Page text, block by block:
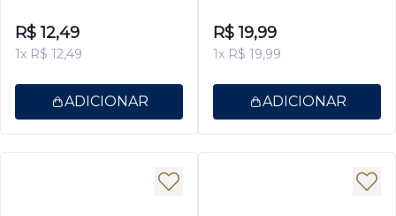
R$ 12,49
1x R$ 12,49
ADICIONAR
R$ 19,99
1x R$ 19,99
ADICIONAR